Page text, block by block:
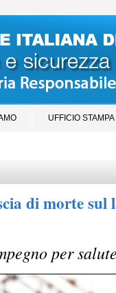
UFFICIO STAMPA
di morte
per